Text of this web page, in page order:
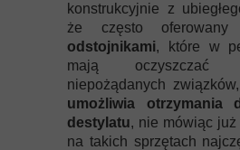
konstrukcyjnie z
że często
odstojnikami, które w
mają
niepożądanych
umożliwia otrzymania
destylatu, nie mówiąc już
na takich sprzętach